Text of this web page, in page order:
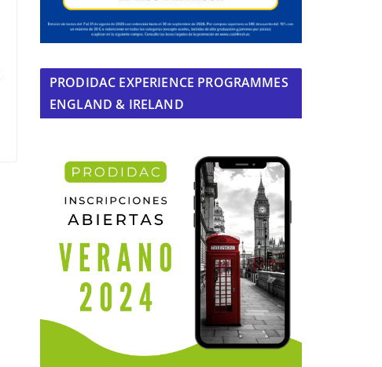
PRODIDAC EXPERIENCE PROGRAMMES
ENGLAND & IRELAND